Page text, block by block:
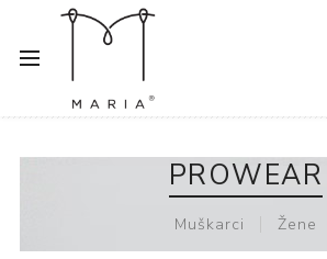
PROWEAR
Muškarci Žene